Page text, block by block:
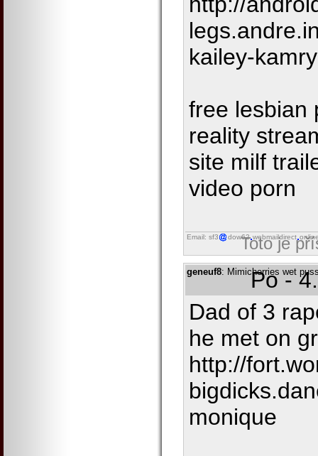
kailey-
free lesbian
reality
site milf
video porn
Email: sf3 dow62 webmaildirect
Toto je
geneuf8: Mimicherries wet
Po -
Dad of 3
he met on
http://
monique